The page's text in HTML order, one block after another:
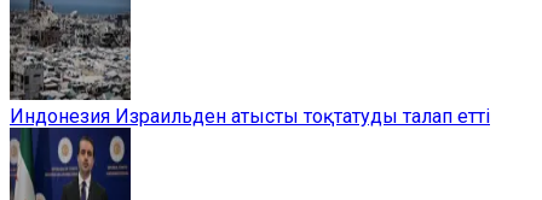
Индонезия Израильден атысты тоқтатуды талап етті